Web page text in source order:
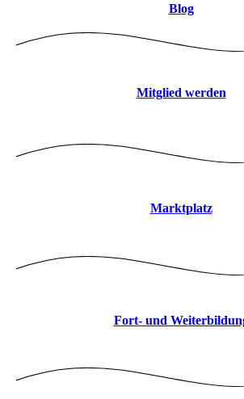
Blog
Mitglied werden
Marktplatz
Fort- und